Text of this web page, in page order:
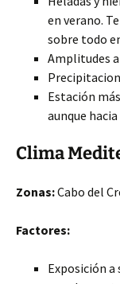
en verano.
sobre todo
Amplitudes
Estación
aunque
Clima
Zonas:Cabo del
Factores:
Exposición